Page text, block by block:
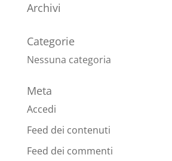
Archivi
Categorie
Nessuna categoria
Meta
Accedi
Feed dei contenuti
Feed dei commenti